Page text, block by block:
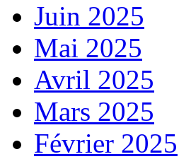
Juin 2025
Mai 2025
Avril 2025
Mars 2025
Février 2025